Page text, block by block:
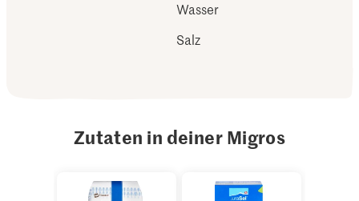
Wasser
Salz
Zutaten in deiner Migros